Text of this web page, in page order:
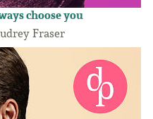
choose you
Fraser